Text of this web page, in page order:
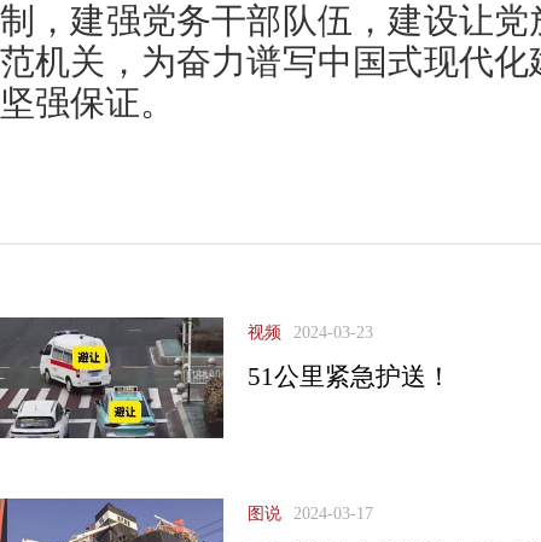
制，建强党务干部队伍，建设让
范机关，为奋力谱写中国式现代
坚强保证。
视频 2024-03-23
51公里紧急护送！
图说 2024-03-17